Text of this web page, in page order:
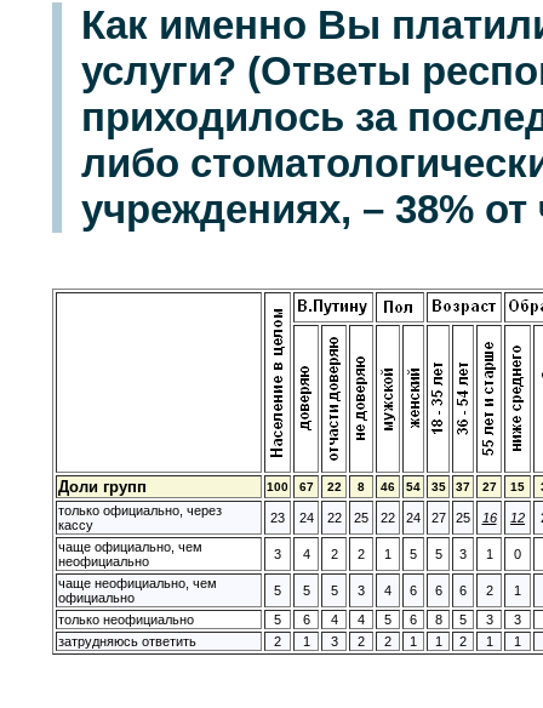
Как именно Вы
услуги? (Ответы
приходилось за
либо
учреждениях, – 38%
Доли групп 100 67 22 8 46 54 35 37 27 15
только официально, через
кассу
23 24 22 25 22 24 27 25 16 12
чаще официально, чем
неофициально
3 4 2 2 1 5 5 3 1
0
чаще неофициально, чем
официально
5 5 5 3 4 6 6 6 2
1
только неофициально
5 6 4 4 5 6 8 5 3
3
затрудняюсь ответить
2 1 3 2 2 1 1 2 1 1